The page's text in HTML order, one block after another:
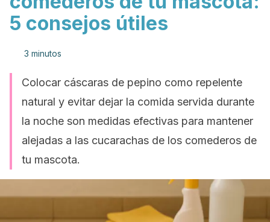
5 consejos útiles
3 minutos
Colocar cáscaras de pepino como repelente
natural y evitar dejar la comida servida durante
la noche son medidas efectivas para mantener
alejadas a las cucarachas de los comederos de
tu mascota.